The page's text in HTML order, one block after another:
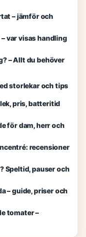
– jämför och
var visas handling
– Allt du behöver
storlekar och tips
pris, batteritid
för dam, herr och
recensioner
Speltid, pauser och
– guide, priser och
tomater –